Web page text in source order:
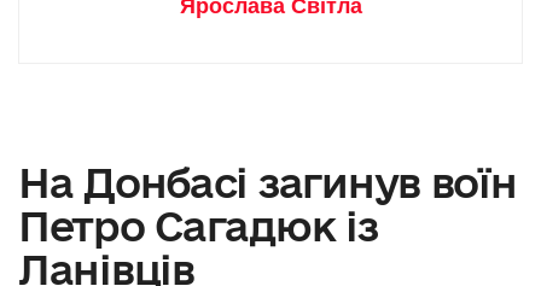
Ярослава Світла
На Донбасі загинув воїн
Петро Сагадюк із
Ланівців